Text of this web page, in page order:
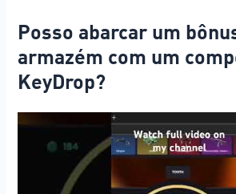
Posso abarcar um
armazém com um
KeyDrop?